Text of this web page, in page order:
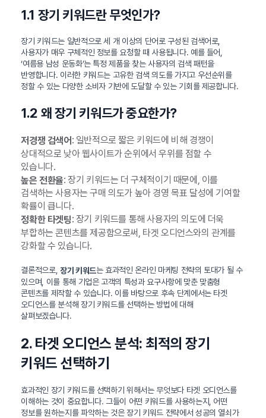
1.1 장기 키워드란 무엇인가?
장기 키워드는 일반적으로 세 개 이상의 단어로 구성된 검색어로,
사용자가 매우 구체적인 정보를 요청할 때 사용됩니다. 예를 들어,
‘여름용 남성 운동화’는 특정 제품을 찾는 사용자의 검색 패턴을
반영합니다. 이러한 키워드는 고유한 검색 의도를 가지고 우선순위를
정할 수 있는 다양한 소비자 기반에 도달할 수 있는 기회를 제공합니다.
1.2 왜 장기 키워드가 중요한가?
저경쟁 검색어 : 일반적으로 짧은 키워드에 비해 경쟁이
상대적으로 낮아 웹사이트가 순위에서 우위를 점할 수
있습니다.
높은 전환율: 장기 키워드는 더 구체적이기 때문에, 이를
검색하는 사용자는 구매 의도가 높아 경영 목표 달성에 기여할
확률이 큽니다.
정확한 타겟팅: 장기 키워드를 통해 사용자의 의도에 더욱
부합하는 콘텐츠를 제공함으로써, 타겟 오디언스와의 관계를
강화할 수 있습니다.
결론적으로, 장기 키워드는 효과적인 온라인 마케팅 전략의 토대가 될 수
있으며, 이를 통해 기업은 고객의 특성과 요구사항에 맞춘 맞춤형
콘텐츠를 제작할 수 있습니다. 이를 바탕으로 후속 단계에서는 타겟
오디언스를 분석해 장기 키워드를 선택하는 방법에 대해
살펴보겠습니다.
2. 타겟 오디언스 분석: 최적의 장기
키워드 선택하기
효과적인 장기 키워드를 선택하기 위해서는 무엇보다 타겟 오디언스를
이해하는 것이 중요합니다. 그들이 어떤 키워드를 사용하는지, 어떤
정보를 원하는지를 파악하는 것은 장기 키워드 전략에서 성공의 열쇠가